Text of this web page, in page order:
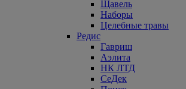
Щавель
Наборы
Целебные травы
Редис
Гавриш
Аэлита
НК ЛТД
СеДек